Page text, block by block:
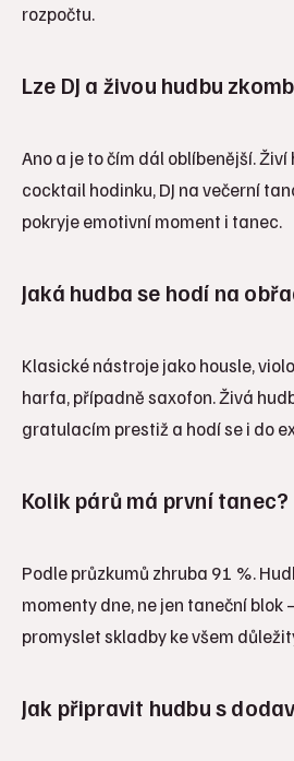
rozpočtu.
Lze DJ a živou hudbu
Ano a je to čím dál oblíbenější.
cocktail hodinku, DJ na večerní
pokryje emotivní moment i tanec.
Jaká hudba se hodí na
Klasické nástroje jako housle,
harfa, případně saxofon. Živá
gratulacím prestiž a hodí se i do
Kolik párů má první tanec?
Podle průzkumů zhruba 91 %.
momenty dne, ne jen taneční blok
promyslet skladby ke všem
Jak připravit hudbu s